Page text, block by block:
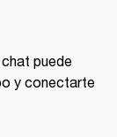
puede
y conectarte